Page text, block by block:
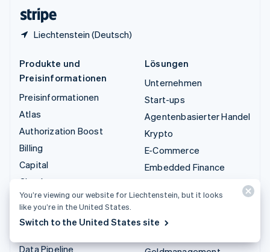
Liechtenstein (Deutsch)
Produkte und
Preisinformationen
Preisinformationen
Atlas
Authorization Boost
Billing
Capital
Checkout
Climate
Connect
Data Pipeline
Lösungen
Unternehmen
Start-ups
Agentenbasierter Handel
Krypto
E-Commerce
Embedded Finance
Globale Unternehmen
In-App-Zahlungen
You’re viewing our website for Liechtenstein, but it looks
like you’re in the United States.
Switch to the United States site